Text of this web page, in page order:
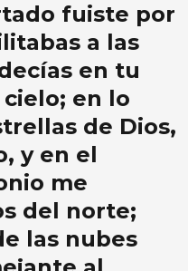
fuiste por
a las
en tu
en lo
de Dios,
y en el
me
del norte;
las nubes